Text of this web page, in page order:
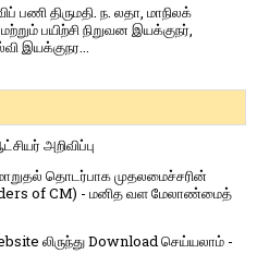
பணி திருமதி. ந. லதா, மாநிலக்
பயிற்சி நிறுவன இயக்குநர்,
இயக்குநர...
அறிவிப்பு
தொடர்பாக முதலமைச்சரின்
of CM) - மனித வள மேலாண்மைத்
லிருந்து Download செய்யலாம் -